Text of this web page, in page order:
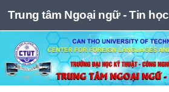
Skip to content
Trung tâm Ngoại ngữ - Tin học